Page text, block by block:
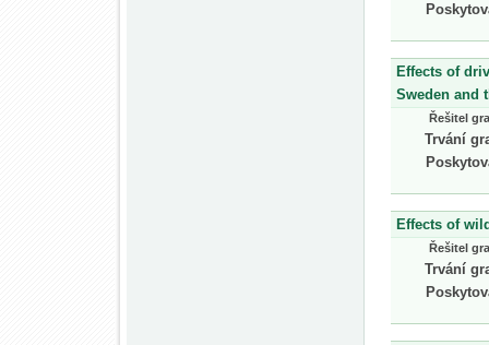
Effects of
Sweden and
Řešitel
Trvání
Effects of
Řešitel
Trvání